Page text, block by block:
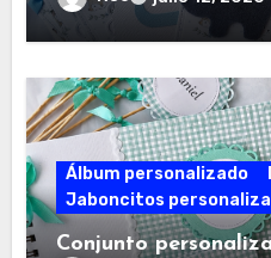
Álbum personalizado
Jaboncitos
Conjunto